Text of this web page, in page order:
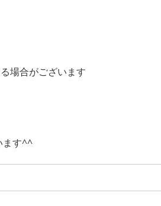
場合がございます
ます^^